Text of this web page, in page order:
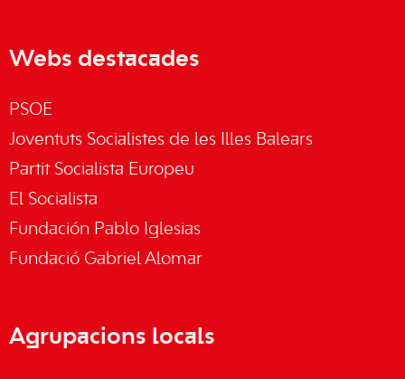
Webs destacades
PSOE
Joventuts Socialistes de les Illes Balears
Partit Socialista Europeu
El Socialista
Fundación Pablo Iglesias
Fundació Gabriel Alomar
Agrupacions locals